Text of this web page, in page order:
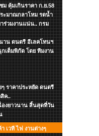
ม คุ้มเกินราคา ก.ย.58
ะมาณกลาโหม รดน้ำ
ร่วมงานแน่น.. กรม
าน ดนตรี อีเลคโทนฯ
กเต็มพิกัด โดย ทีมงาน
ๆ ราคาประหยัด ดนตรี
สิค..
องยาวนาน สิ้นสุดที่วัน
เวที ไฟ งานต่างๆ